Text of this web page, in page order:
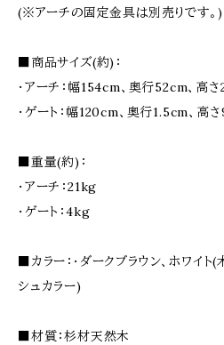
(※アーチの固定金具は別売りです。)
■商品サイズ(約)：
・アーチ：幅154cm、奥行52cm、高
・ゲート：幅120cm、奥行1.5cm、高
■重量(約)：
・アーチ：21kg
・ゲート：4kg
■カラー：・ダークブラウン、ホワイト
シュカラー)
■材質：杉材天然木